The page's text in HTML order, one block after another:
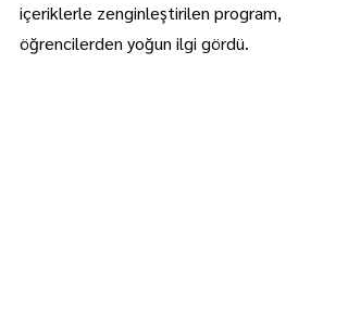
içeriklerle zenginleştirilen program,
öğrencilerden yoğun ilgi gördü.